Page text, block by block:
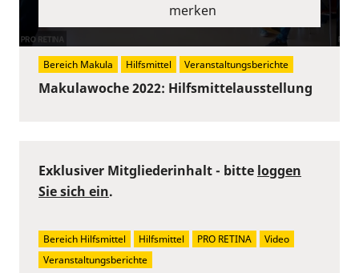
Makulawoche 2022: Hilfsmittelausstellung
merken
Bereich Makula Hilfsmittel Veranstaltungsberichte
Exklusiver Mitgliederinhalt - bitte loggen
Sie sich ein.
Bereich Hilfsmittel Hilfsmittel PRO RETINA
Video
Veranstaltungsberichte